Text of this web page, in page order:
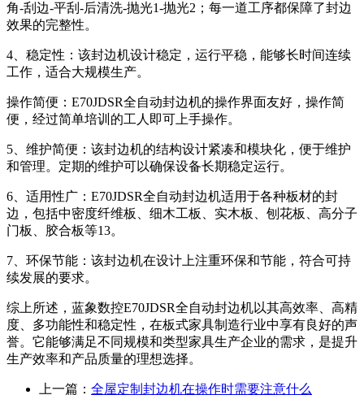
角-刮边-平刮-后清洗-抛光1-抛光2；每一道工序都保障了封边
效果的完整性。
4、稳定性：该封边机设计稳定，运行平稳，能够长时间连续
工作，适合大规模生产。
操作简便：E70JDSR全自动封边机的操作界面友好，操作简
便，经过简单培训的工人即可上手操作。
5、维护简便：该封边机的结构设计紧凑和模块化，便于维护
和管理。定期的维护可以确保设备长期稳定运行。
6、适用性广：E70JDSR全自动封边机适用于各种板材的封
边，包括中密度纤维板、细木工板、实木板、刨花板、高分子
门板、胶合板等13。
7、环保节能：该封边机在设计上注重环保和节能，符合可持
续发展的要求。
综上所述，蓝象数控E70JDSR全自动封边机以其高效率、高精
度、多功能性和稳定性，在板式家具制造行业中享有良好的声
誉。它能够满足不同规模和类型家具生产企业的需求，是提升
生产效率和产品质量的理想选择。
上一篇： 全屋定制封边机在操作时需要注意什么